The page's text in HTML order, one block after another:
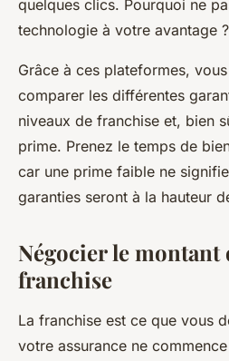
quelques clics. Pourquoi ne
technologie à votre avantage ?
Grâce à ces plateformes,
comparer les différentes
niveaux de franchise et, bien
prime. Prenez le temps de
car une prime faible ne
garanties seront à la hauteur
Négocier le montant
franchise
La franchise est ce que vous
votre assurance ne